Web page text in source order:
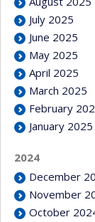
July 2025
June 2025
May 2025
April 2025
March 2025
February
January 2025
2024
December
November
October